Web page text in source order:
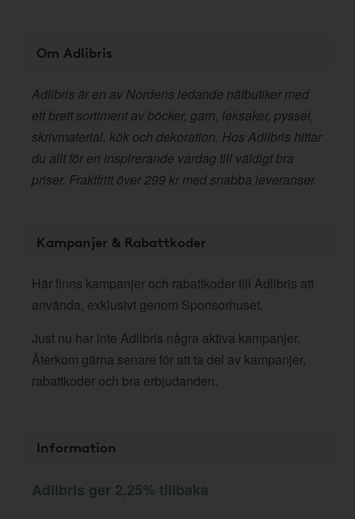
Om Adlibris
Adlibris är en av Nordens ledande nätbutiker med
ett brett sortiment av böcker, garn, leksaker, pyssel,
skrivmaterial, kök och dekoration. Hos Adlibris hittar
du allt för en inspirerande vardag till väldigt bra
priser. Fraktfritt över 299 kr med snabba leveranser.
Kampanjer & Rabattkoder
Här finns kampanjer och rabattkoder till Adlibris att
använda, exklusivt genom Sponsorhuset.
Just nu har inte Adlibris några aktiva kampanjer.
Återkom gärna senare för att ta del av kampanjer,
rabattkoder och bra erbjudanden.
Information
Adlibris ger 2,25% tillbaka